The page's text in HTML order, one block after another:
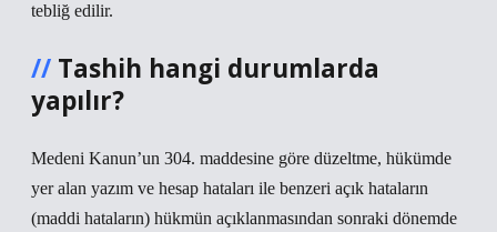
tebliğ edilir.
Tashih hangi durumlarda
yapılır?
Medeni Kanun’un 304. maddesine göre düzeltme, hükümde
yer alan yazım ve hesap hataları ile benzeri açık hataların
(maddi hataların) hükmün açıklanmasından sonraki dönemde